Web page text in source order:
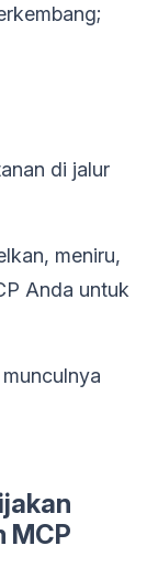
di jalur
meniru,
Anda untuk
MCP